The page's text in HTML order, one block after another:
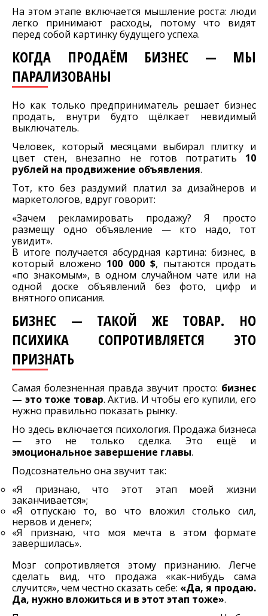
На этом этапе включается мышление роста: люди
легко принимают расходы, потому что видят
перед собой картинку будущего успеха.
КОГДА ПРОДАЁМ БИЗНЕС — МЫ
ПАРАЛИЗОВАНЫ
Но как только предприниматель решает бизнес
продать, внутри будто щёлкает невидимый
выключатель.
Человек, который месяцами выбирал плитку и
цвет стен, внезапно не готов потратить 10
рублей на продвижение объявления.
Тот, кто без раздумий платил за дизайнеров и
маркетологов, вдруг говорит:
«Зачем рекламировать продажу? Я просто
размещу одно объявление — кто надо, тот
увидит».
В итоге получается абсурдная картина: бизнес, в
который вложено 100 000 $, пытаются продать
«по знакомым», в одном случайном чате или на
одной доске объявлений без фото, цифр и
внятного описания.
БИЗНЕС — ТАКОЙ ЖЕ ТОВАР. НО
ПСИХИКА СОПРОТИВЛЯЕТСЯ ЭТО
ПРИЗНАТЬ
Самая болезненная правда звучит просто: бизнес
— это тоже товар. Актив. И чтобы его купили, его
нужно правильно показать рынку.
Но здесь включается психология. Продажа бизнеса
— это не только сделка. Это ещё и
эмоциональное завершение главы.
Подсознательно она звучит так:
«Я признаю, что этот этап моей жизни
заканчивается»;
«Я отпускаю то, во что вложил столько сил,
нервов и денег»;
«Я признаю, что моя мечта в этом формате
завершилась».
Мозг сопротивляется этому признанию. Легче
сделать вид, что продажа «как-нибудь сама
случится», чем честно сказать себе: «Да, я продаю.
Да, нужно вложиться и в этот этап тоже».